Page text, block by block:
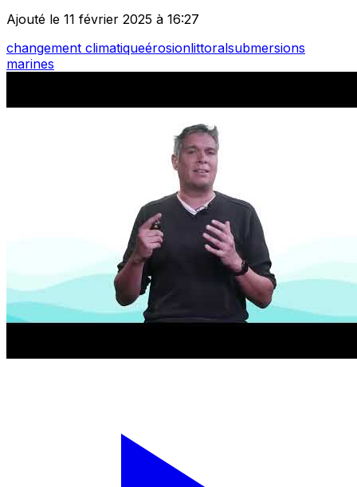
Ajouté le 11 février 2025 à 16:27
changement climatiqueérosionlittoralsubmersions
marines